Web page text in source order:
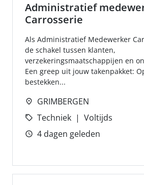
Administratief
Carrosserie
Als Administratief Medewerker
de schakel tussen klanten,
verzekeringsmaatschappijen en
Een greep uit jouw takenpakket:
bestekken...
GRIMBERGEN
Techniek
Voltijds
4 dagen geleden